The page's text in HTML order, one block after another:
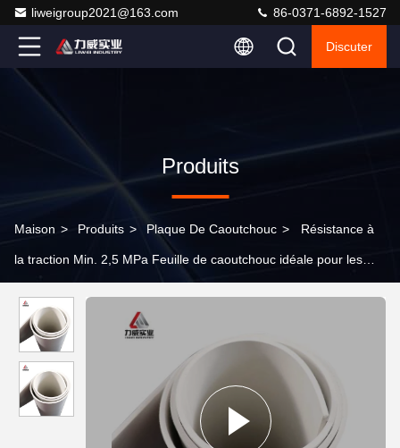
liweigroup2021@163.com 86-0371-6892-1527
Discuter
Produits
Maison > Produits > Plaque De Caoutchouc > Résistance à
la traction Min. 2,5 MPa Feuille de caoutchouc idéale pour les